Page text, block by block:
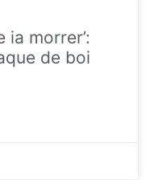
ia morrer’:
de boi